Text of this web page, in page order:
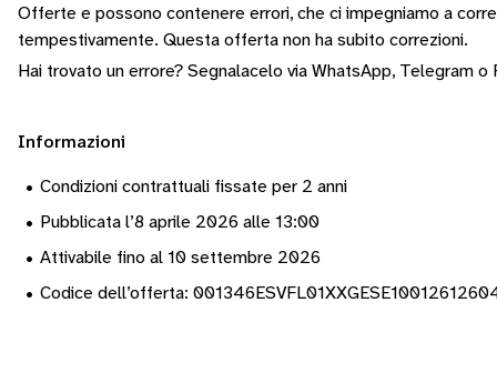
Offerte e possono contenere errori, che ci impegniamo a
tempestivamente. Questa offerta non ha subito correzioni.
Hai trovato un errore? Segnalacelo via WhatsApp, Telegram o
Informazioni
• Condizioni contrattuali fissate per 2 anni
• Pubblicata l’8 aprile 2026 alle 13:00
• Attivabile fino al 10 settembre 2026
• Codice dell’offerta: